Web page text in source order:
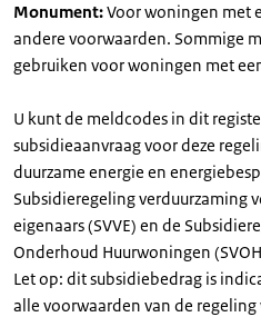
Monument:Voor woningen met
andere voorwaarden. Sommige
gebruiken voor woningen met
U kunt de meldcodes in dit
subsidieaanvraag voor deze
duurzame energie en
Subsidieregeling verduurzaming
eigenaars (SVVE) en de
Onderhoud Huurwoningen
Let op: dit subsidiebedrag is
alle voorwaarden van de regeling